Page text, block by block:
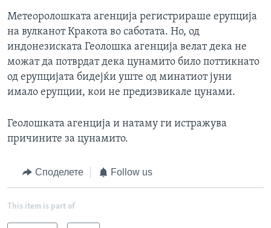
Метеоролошката агенција регистрираше ерупција
на вулканот Кракота во саботата. Но, од
индонезиската Геолошка агенција велат дека не
можат да потврдат дека цунамито било поттикнато
од ерупцијата бидејќи уште од минатиот јуни
имало ерупции, кои не предизвикале цунами.
Геолошката агенција и натаму ги истражува
причините за цунамито.
Споделете Follow us
This item is part of